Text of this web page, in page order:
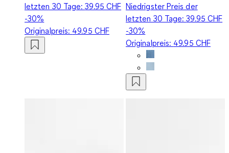
letzten 30 Tage:39.95 CHF
-30%
Originalpreis: 49.95 CHF
Niedrigster Preis der
letzten 30 Tage:39.95 CHF
-30%
Originalpreis: 49.95 CHF